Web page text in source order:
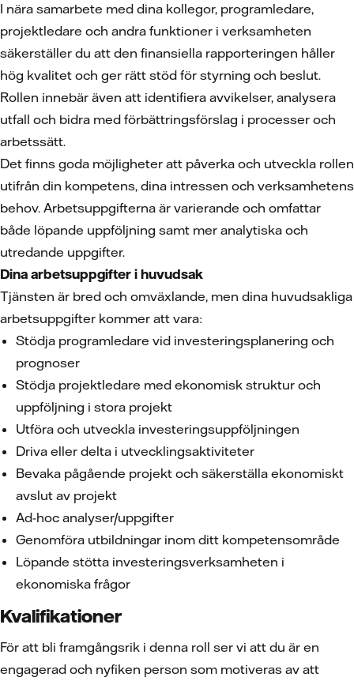
I nära samarbete med dina kollegor, programledare,
projektledare och andra funktioner i verksamheten
säkerställer du att den finansiella rapporteringen håller
hög kvalitet och ger rätt stöd för styrning och beslut.
Rollen innebär även att identifiera avvikelser, analysera
utfall och bidra med förbättringsförslag i processer och
arbetssätt.
Det finns goda möjligheter att påverka och utveckla rollen
utifrån din kompetens, dina intressen och verksamhetens
behov. Arbetsuppgifterna är varierande och omfattar
både löpande uppföljning samt mer analytiska och
utredande uppgifter.
Dina arbetsuppgifter i huvudsak
Tjänsten är bred och omväxlande, men dina huvudsakliga
arbetsuppgifter kommer att vara:
Stödja programledare vid investeringsplanering och
prognoser
Stödja projektledare med ekonomisk struktur och
uppföljning i stora projekt
Utföra och utveckla investeringsuppföljningen
Driva eller delta i utvecklingsaktiviteter
Bevaka pågående projekt och säkerställa ekonomiskt
avslut av projekt
Ad-hoc analyser/uppgifter
Genomföra utbildningar inom ditt kompetensområde
Löpande stötta investeringsverksamheten i
ekonomiska frågor
Kvalifikationer
För att bli framgångsrik i denna roll ser vi att du är en
engagerad och nyfiken person som motiveras av att